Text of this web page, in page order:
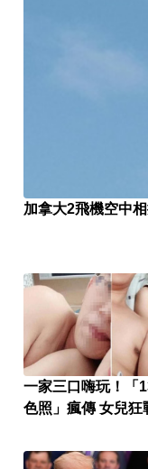
加拿大2飛機空中
一家三口嗨玩！「
色照」瘋傳 女兒狂